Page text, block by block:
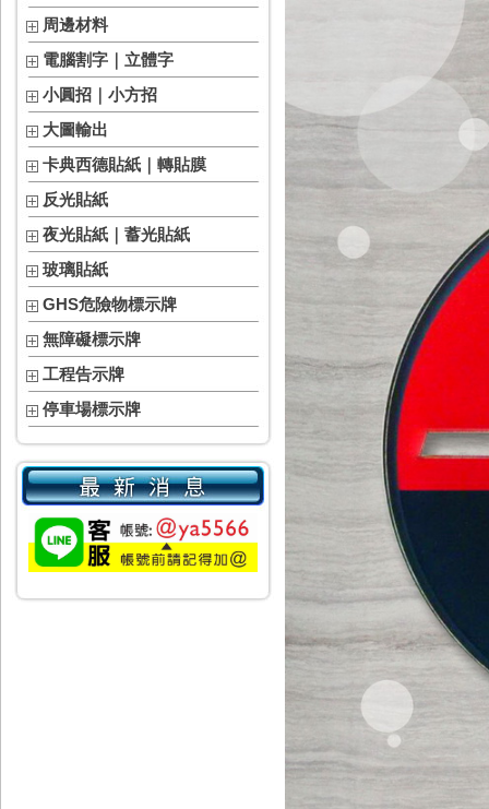
周邊材料
電腦割字｜立體字
小圓招｜小方招
大圖輸出
卡典西德貼紙｜轉貼膜
反光貼紙
夜光貼紙｜蓄光貼紙
玻璃貼紙
GHS危險物標示牌
無障礙標示牌
工程告示牌
停車場標示牌